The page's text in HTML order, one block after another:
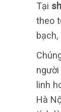
Tại
theo
linh
Hà